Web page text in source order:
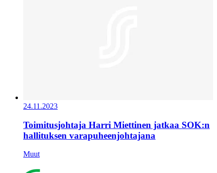
24.11.2023
Toimitusjohtaja Harri Miettinen jatkaa SOK:n
hallituksen varapuheenjohtajana
Muut